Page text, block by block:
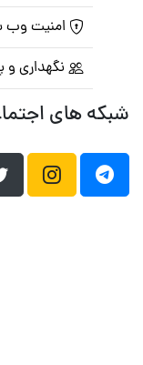
امنیت وب
نگهداری و
شبکه های